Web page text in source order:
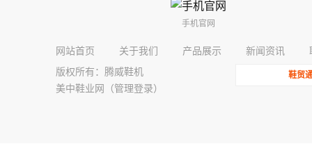
手机官网
网站首页 关于我们 产品展示 新闻资讯
版权所有：腾威鞋机
美中鞋业网（管理登录）
鞋贸